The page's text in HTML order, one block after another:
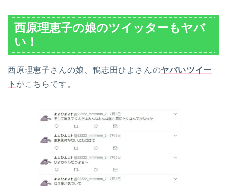
西原理恵子の娘のツイッターもヤバ
い！
西原理恵子さんの娘、鴨志田ひよさんのヤバいツイー
ト がこちらです。